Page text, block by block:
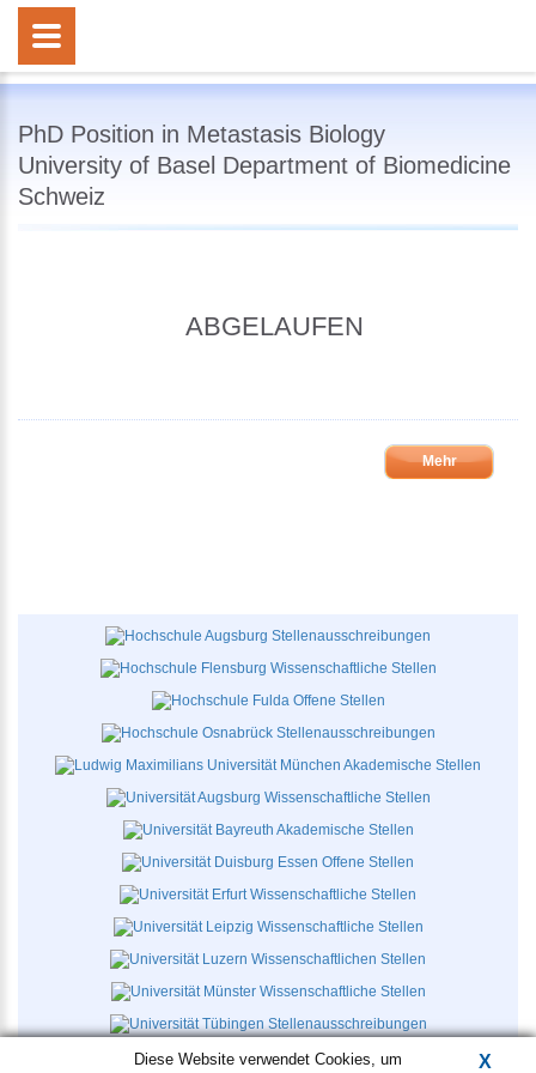
PhD Position in Metastasis Biology
University of Basel Department of Biomedicine
Schweiz
ABGELAUFEN
Mehr
Diese Website verwendet Cookies, um
X